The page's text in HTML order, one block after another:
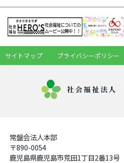
サイトマップ プライバシーポリシー
社会福祉法人
常盤会法人本部
〒890-0054
鹿児島県鹿児島市荒田1丁目2番13号